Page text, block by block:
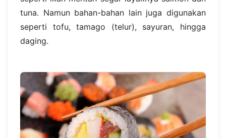
tuna. Namun bahan-bahan lain juga digunakan
seperti tofu, tamago (telur), sayuran, hingga
daging.